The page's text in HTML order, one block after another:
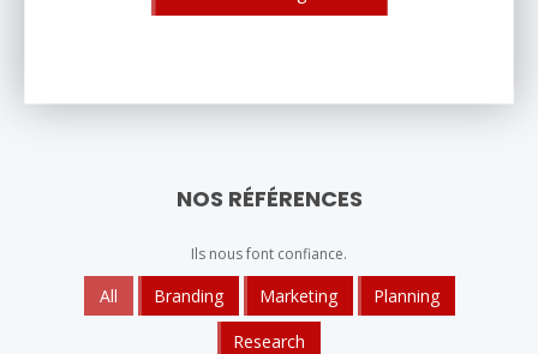
NOS RÉFÉRENCES
Ils nous font confiance.
All Branding Marketing
Planning
Research